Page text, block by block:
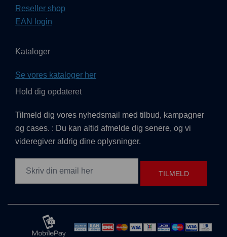
Reseller shop
EAN login
Kataloger
Se vores kataloger her
Hold dig opdateret
Tilmeld dig vores nyhedsmail med tilbud, kampagner
og cases. : Du kan altid afmelde dig senere, og vi
videregiver aldrig dine oplysninger.
TILMELD